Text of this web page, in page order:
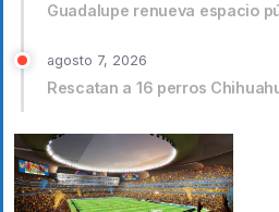
Guadalupe renueva espacio
agosto 7, 2026
Rescatan a 16 perros